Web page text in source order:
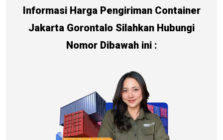
Informasi Harga Pengiriman Container
Jakarta Gorontalo Silahkan Hubungi
Nomor Dibawah ini :